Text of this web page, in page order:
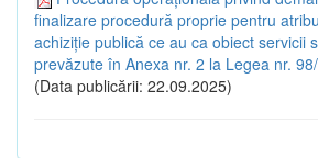
finalizare procedură proprie pentru
achiziție publică ce au ca obiect servicii
prevăzute în Anexa nr. 2 la Legea nr.
(Data publicării: 22.09.2025)